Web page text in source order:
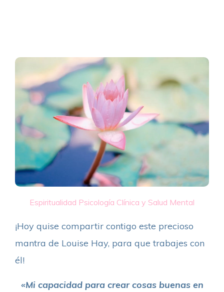
Espiritualidad Psicología Clínica y Salud Mental
¡Hoy quise compartir contigo este precioso
mantra de Louise Hay, para que trabajes con
él!
«Mi capacidad para crear cosas buenas en